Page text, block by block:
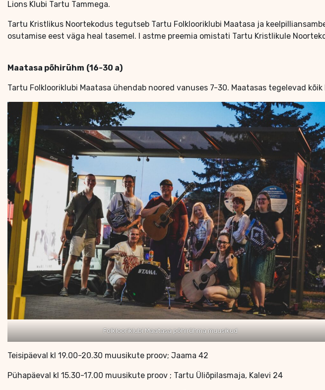
Lions Klubi Tartu Tammega.
Tartu Kristlikus Noortekodus tegutseb Tartu Folklooriklubi Maatasa ja
osutamise eest väga heal tasemel. I astme preemia omistati Tartu Kristlikule
Maatasa põhirühm (16-30 a)
Tartu Folklooriklubi Maatasa ühendab noored vanuses 7-30. Maatasas tegelevad
Folklooriklubi Maatasa põhirühma muusikud
Teisipäeval kl 19.00-20.30 muusikute proov; Jaama 42
Pühapäeval kl 15.30-17.00 muusikute proov ; Tartu Üliõpilasmaja, Kalevi 24